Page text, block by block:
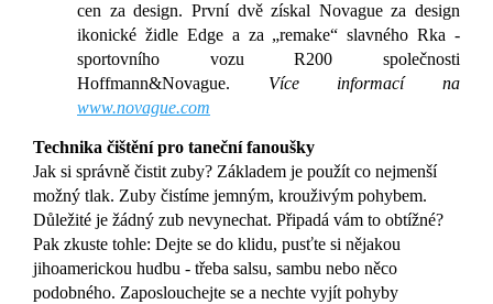
cen za design. První dvě získal Novague za design
ikonické židle Edge a za „remake“ slavného Rka -
sportovního vozu R200 společnosti
Hoffmann&Novague. Více informací na
www.novague.com
Technika čištění pro taneční fanoušky
Jak si správně čistit zuby? Základem je použít co nejmenší
možný tlak. Zuby čistíme jemným, krouživým pohybem.
Důležité je žádný zub nevynechat. Připadá vám to obtížné?
Pak zkuste tohle: Dejte se do klidu, pusťte si nějakou
jihoamerickou hudbu - třeba salsu, sambu nebo něco
podobného. Zaposlouchejte se a nechte vyjít pohyby